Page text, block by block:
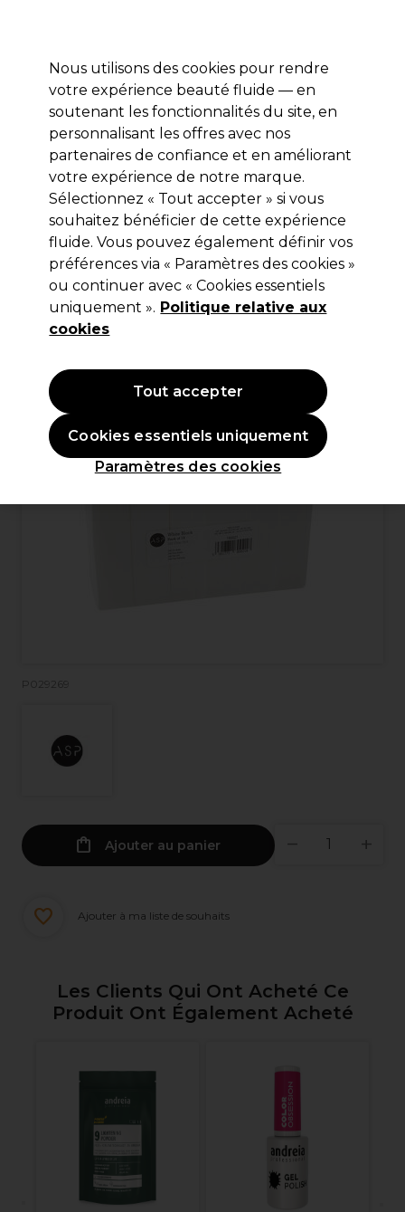
Se connecter
Marques Bons plans Coiffure Electro et Matériel
Livraison et délais
lire la suite
ASP
ASP Bloc Polissoir Blanc 240 x12
0 )
10,65 €Hors TVA (TARIF PROFESSIONNEL)
12,78 €TVA incluse)
P029269
Ajouter au panier
Ajouter à ma liste de souhaits
Les Clients Qui Ont Acheté Ce
Produit Ont Également Acheté
Nous utilisons des cookies pour rendre
votre expérience beauté fluide — en
soutenant les fonctionnalités du site, en
personnalisant les offres avec nos
partenaires de confiance et en améliorant
votre expérience de notre marque.
Sélectionnez « Tout accepter » si vous
souhaitez bénéficier de cette expérience
fluide. Vous pouvez également définir vos
préférences via « Paramètres des cookies »
ou continuer avec « Cookies essentiels
uniquement ». Politique relative aux
cookies
Paramètres des cookies
Cookies essentiels uniquement
Tout accepter